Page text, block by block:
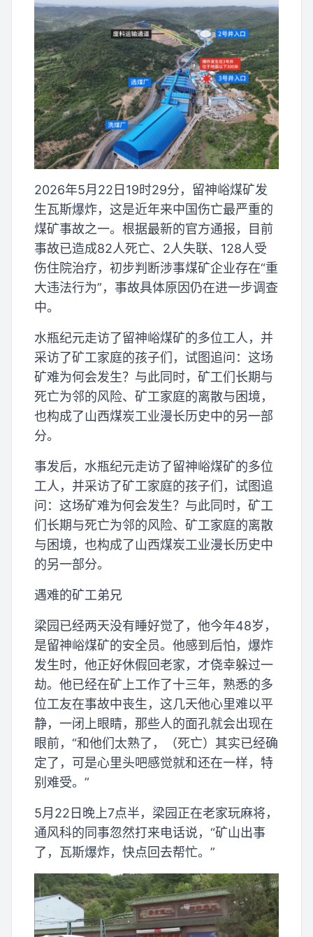
2026年5月22日19时29分，留神峪煤矿发
生瓦斯爆炸，这是近年来中国伤亡最严重的
煤矿事故之一。根据最新的官方通报，目前
事故已造成82人死亡、2人失联、128人受
伤住院治疗，初步判断涉事煤矿企业存在“重
大违法行为”，事故具体原因仍在进一步调查
中。
水瓶纪元走访了留神峪煤矿的多位工人，并
采访了矿工家庭的孩子们，试图追问：这场
矿难为何会发生？与此同时，矿工们长期与
死亡为邻的风险、矿工家庭的离散与困境，
也构成了山西煤炭工业漫长历史中的另一部
分。
事发后，水瓶纪元走访了留神峪煤矿的多位
工人，并采访了矿工家庭的孩子们，试图追
问：这场矿难为何会发生？与此同时，矿工
们长期与死亡为邻的风险、矿工家庭的离散
与困境，也构成了山西煤炭工业漫长历史中
的另一部分。
遇难的矿工弟兄
梁园已经两天没有睡好觉了，他今年48岁，
是留神峪煤矿的安全员。他感到后怕，爆炸
发生时，他正好休假回老家，才侥幸躲过一
劫。他已经在矿上工作了十三年，熟悉的多
位工友在事故中丧生，这几天他心里难以平
静，一闭上眼睛，那些人的面孔就会出现在
眼前，“和他们太熟了，（死亡）其实已经确
定了，可是心里头吧感觉就和还在一样，特
别难受。”
5月22日晚上7点半，梁园正在老家玩麻将，
通风科的同事忽然打来电话说，“矿山出事
了，瓦斯爆炸，快点回去帮忙。”